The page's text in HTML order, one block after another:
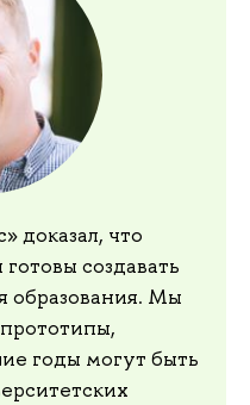
доказал, что
создавать
образования. Мы
годы могут быть